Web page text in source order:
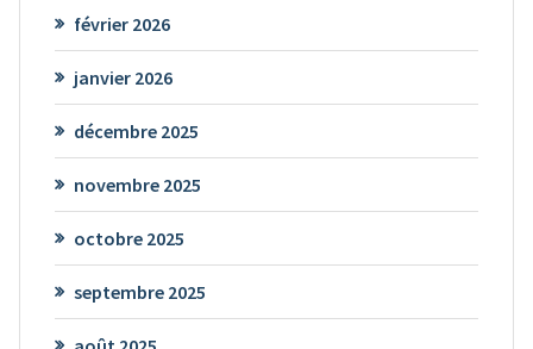
février 2026
janvier 2026
décembre 2025
novembre 2025
octobre 2025
septembre 2025